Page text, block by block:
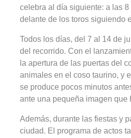
celebra al día siguiente: a las
delante de los toros siguiendo
Todos los días, del 7 al 14 de
del recorrido. Con el
la apertura de las puertas del
animales en el coso taurino, y
se produce pocos minutos
ante una pequeña imagen que
Además, durante las fiestas y
ciudad. El programa de actos